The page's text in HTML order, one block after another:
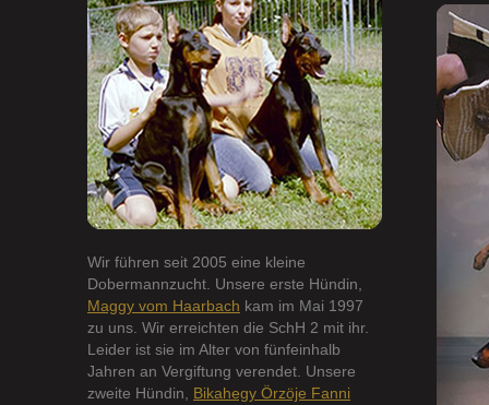
Wir führen seit 2005 eine kleine
Dobermannzucht. Unsere erste Hündin,
Maggy vom Haarbach kam im Mai 1997
zu uns. Wir erreichten die SchH 2 mit ihr.
Leider ist sie im Alter von fünfeinhalb
Jahren an Vergiftung verendet. Unsere
zweite Hündin, Bikahegy Örzöje Fanni